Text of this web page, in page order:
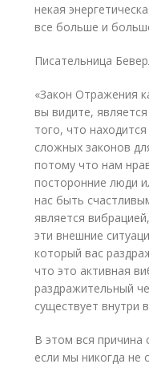
некая
все больше и
Писательница
«Закон Отражения
вы видите,
того, что
сложных законов
потому что нам
посторонние люди
нас быть
является
эти внешние
который вас
что это активная
раздражительный
существует внутри
В этом вся причина
если мы никогда не